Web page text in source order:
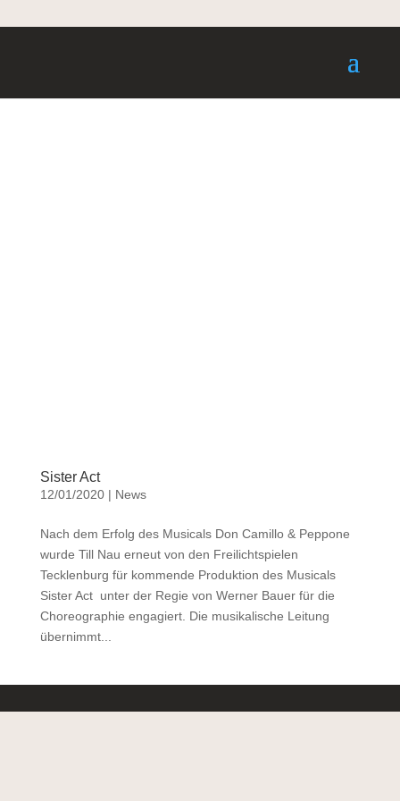
Sister Act
12/01/2020| News
Nach dem Erfolg des Musicals Don Camillo & Peppone
wurde Till Nau erneut von den Freilichtspielen
Tecklenburg für kommende Produktion des Musicals
Sister Act unter der Regie von Werner Bauer für die
Choreographie engagiert. Die musikalische Leitung
übernimmt...